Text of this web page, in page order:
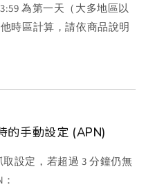
為第一天（大多地區以
時區計算，請依商品說明
的手動設定 (APN)
設定，若超過 3 分鐘仍無